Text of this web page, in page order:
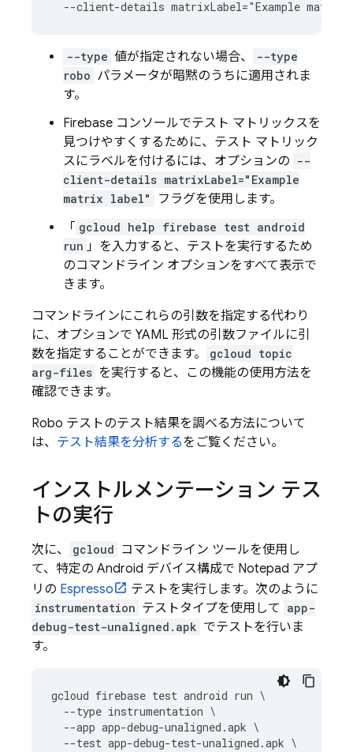
--type 値が指定されない場合、
--type
robo パラメータが暗黙のうちに適用されま
す。
Firebase コンソールでテスト マトリックスを
見つけやすくするために、テスト マトリック
スにラベルを付けるには、オプションの --
client-details matrixLabel="Example
matrix label"
フラグを使用します。
「 gcloud help firebase test android
run 」を入力すると、テストを実行するため
のコマンドライン オプションをすべて表示で
きます。
コマンドラインにこれらの引数を指定する代わり
に、オプションで YAML 形式の引数ファイルに引
数を指定することができます。
gcloud topic
arg-files を実行すると、この機能の使用方法を
確認できます。
Robo テストのテスト結果を調べる方法について
は、 テスト結果を分析するをご覧ください。
インストルメンテーション テス
トの実行
次に、 gcloud コマンドライン ツールを使用し
て、特定の Android デバイス構成で Notepad アプ
リの Espresso テストを実行します。次のように
instrumentation テストタイプを使用して app-
debug-test-unaligned.apk でテストを行いま
す。
gcloud firebase test android run \
  --type instrumentation \
  --app app-debug-unaligned.apk \
  --test app-debug-test-unaligned.apk \